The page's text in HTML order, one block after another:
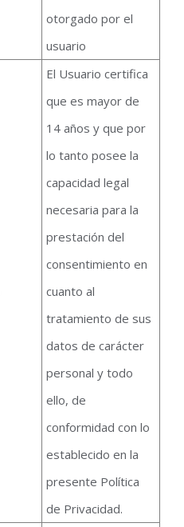
otorgado por el
usuario
El Usuario certifica
que es mayor de
14 años y que por
lo tanto posee la
capacidad legal
necesaria para la
prestación del
consentimiento en
cuanto al
tratamiento de sus
datos de carácter
personal y todo
ello, de
conformidad con lo
establecido en la
presente Política
de Privacidad.